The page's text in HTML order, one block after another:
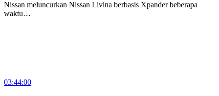
Nissan meluncurkan Nissan Livina berbasis Xpander beberapa
waktu…
03:44:00